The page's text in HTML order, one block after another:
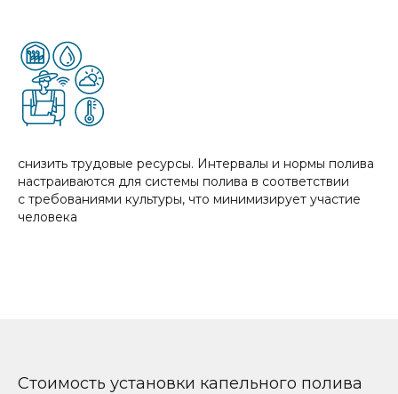
снизить трудовые ресурсы. Интервалы и нормы полива
настраиваются для системы полива в соответствии
с требованиями культуры, что минимизирует участие
человека
Стоимость установки капельного полива